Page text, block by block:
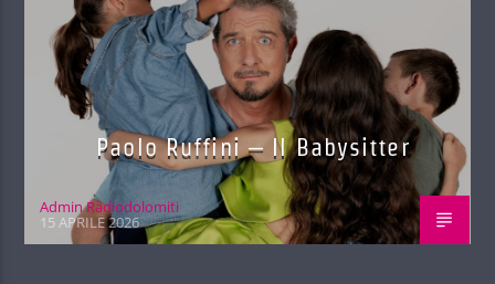
Paolo Ruffini – Il Babysitter
Admin Radiodolomiti
15 APRILE 2026